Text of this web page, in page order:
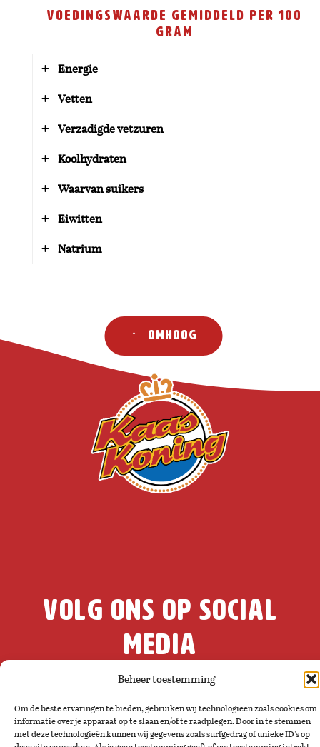
Beheer toestemming
Om de beste ervaringen te bieden, gebruiken wij technologieën zoals cookies om
informatie over je apparaat op te slaan en/of te raadplegen. Door in te stemmen
met deze technologieën kunnen wij gegevens zoals surfgedrag of unieke ID's op
Melk en lactose
Voedingswaarde gemiddeld per 100
gram
Energie
Vetten
Verzadigde vetzuren
20,1 gr
Koolhydraten
Waarvan suikers
Eiwitten
Natrium
↑ Omhoog
volg ons op social
media